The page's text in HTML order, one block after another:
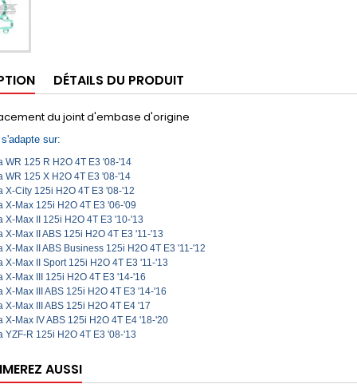
DÉTAILS DU PRODUIT
du joint d'embase d'origine
sur:
WR 125 R H2O 4T E3 '08-'14
WR 125 X H2O 4T E3 '08-'14
X-City 125i H2O 4T E3 '08-'12
X-Max 125i H2O 4T E3 '06-'09
X-Max II 125i H2O 4T E3 '10-'13
X-Max II ABS 125i H2O 4T E3 '11-'13
X-Max II ABS Business 125i H2O 4T E3 '11-'12
X-Max II Sport 125i H2O 4T E3 '11-'13
X-Max III 125i H2O 4T E3 '14-'16
X-Max III ABS 125i H2O 4T E3 '14-'16
X-Max III ABS 125i H2O 4T E4 '17
X-Max IV ABS 125i H2O 4T E4 '18-'20
YZF-R 125i H2O 4T E3 '08-'13
AUSSI